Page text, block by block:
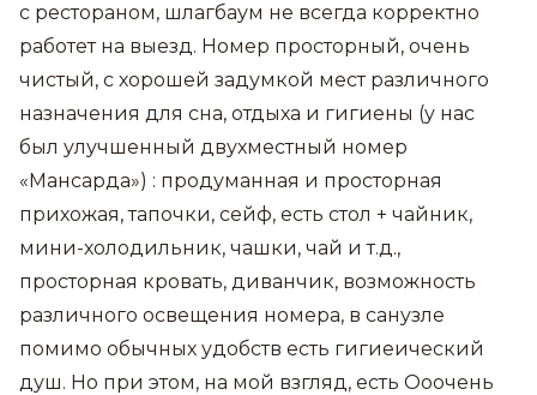
с рестораном, шлагбаум не всегда корректно
работет на выезд. Номер просторный, очень
чистый, с хорошей задумкой мест различного
назначения для сна, отдыха и гигиены (у нас
был улучшенный двухместный номер
«Мансарда») : продуманная и просторная
прихожая, тапочки, сейф, есть стол + чайник,
мини-холодильник, чашки, чай и т.д.,
просторная кровать, диванчик, возможность
различного освещения номера, в санузле
помимо обычных удобств есть гигиеический
душ. Но при этом, на мой взгляд, есть Ооочень